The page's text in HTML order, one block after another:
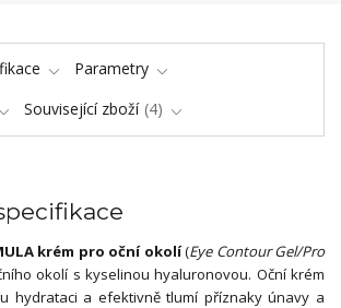
Parametry
Související zboží 4
krém pro oční okolí(Eye Contour Gel/Pro
okolí s kyselinou hyaluronovou. Oční krém
hydrataci a efektivně tlumí příznaky únavy a